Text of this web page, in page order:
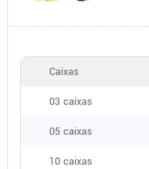
Caixas
03 caixas
05 caixas
10 caixas